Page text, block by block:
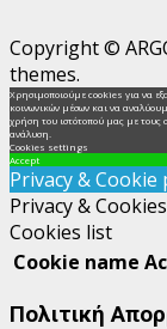
Copyright ©
themes.
Χρησιμοποιούμε cookies για να
κοινωνικών μέσων και να
χρήση του ιστότοπού μας με τους
ανάλυση.
Cookies settings
Accept
Privacy & Cookie
Privacy &
Cookies list
Cookie name
Πολιτική